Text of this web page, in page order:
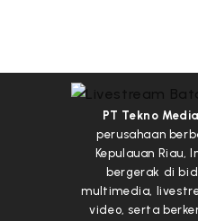
PT Tekno
perusahaan
Kepulauan Riau,
bergerak di
multimedia,
video, serta